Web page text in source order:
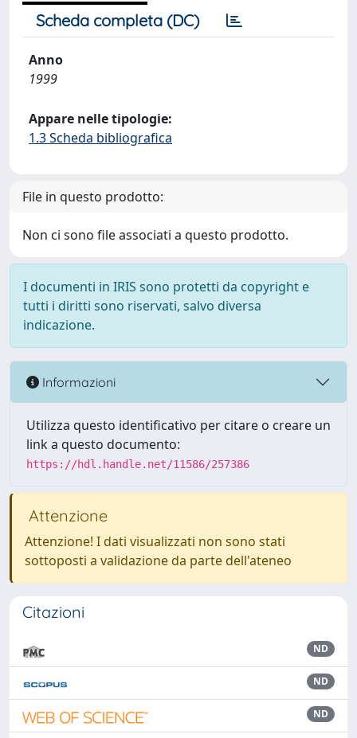
Scheda completa (DC)
Anno
1999
Appare nelle tipologie:
1.3 Scheda bibliografica
File in questo prodotto:
Non ci sono file associati a questo prodotto.
I documenti in IRIS sono protetti da copyright e
tutti i diritti sono riservati, salvo diversa
indicazione.
Informazioni
Utilizza questo identificativo per citare o creare un
link a questo documento:
https://hdl.handle.net/11586/257386
Attenzione
Attenzione! I dati visualizzati non sono stati
sottoposti a validazione da parte dell'ateneo
Citazioni
ND
ND
ND